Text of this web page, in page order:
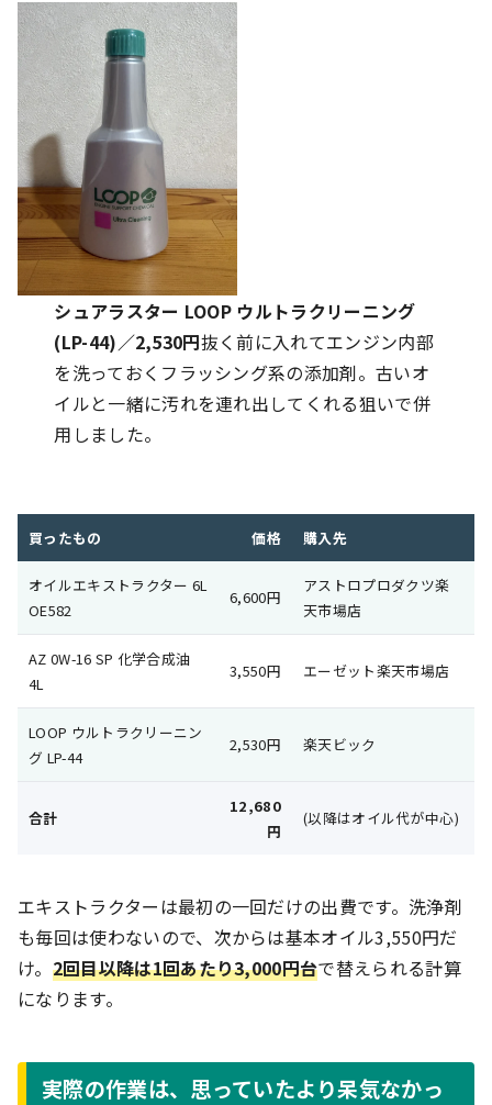
シュアラスター LOOP ウルトラクリーニング
(LP-44)／2,530円抜く前に入れてエンジン内部
を洗っておくフラッシング系の添加剤。古いオ
イルと一緒に汚れを連れ出してくれる狙いで併
用しました。
買ったもの 価格 購入先
オイルエキストラクター 6L
OE582
6,600円
アストロプロダクツ楽
天市場店
AZ 0W-16 SP 化学合成油
4L
3,550円 エーゼット楽天市場店
LOOP ウルトラクリーニン
グ LP-44
2,530円 楽天ビック
合計
12,680
円
(以降はオイル代が中心)
エキストラクターは最初の一回だけの出費です。洗浄剤
も毎回は使わないので、次からは基本オイル3,550円だ
け。 2回目以降は1回あたり3,000円台で替えられる計算
になります。
実際の作業は、思っていたより呆気なかっ